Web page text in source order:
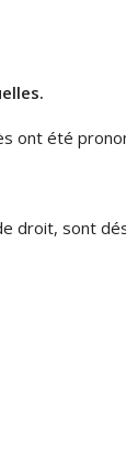
ont été
droit, sont